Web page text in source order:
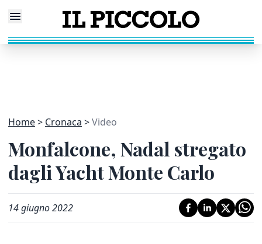
Home Cronaca Video
Monfalcone, Nadal stregato
dagli Yacht Monte Carlo
14 giugno 2022